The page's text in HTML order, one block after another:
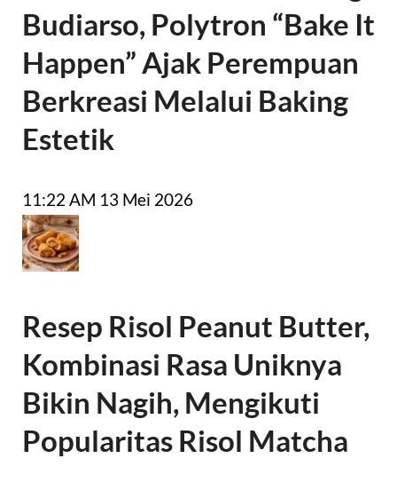
Budiarso, Polytron “Bake It
Happen” Ajak Perempuan
Berkreasi Melalui Baking
Estetik
11:22 AM 13 Mei 2026
Resep Risol Peanut Butter,
Kombinasi Rasa Uniknya
Bikin Nagih, Mengikuti
Popularitas Risol Matcha